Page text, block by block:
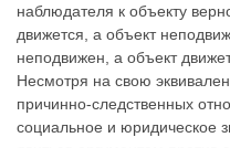
наблюдателя к объекту
движется, а объект
неподвижен, а объект
Несмотря на свою
причинно-следственных
социальное и юридическое